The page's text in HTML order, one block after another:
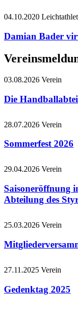
04.10.2020
Damian Bader
03.08.2026 Verein
Die
28.07.2026 Verein
Sommerfest 2026
29.04.2026 Verein
Saisoneröffnung
Abteilung des
25.03.2026 Verein
27.11.2025 Verein
Gedenktag 2025